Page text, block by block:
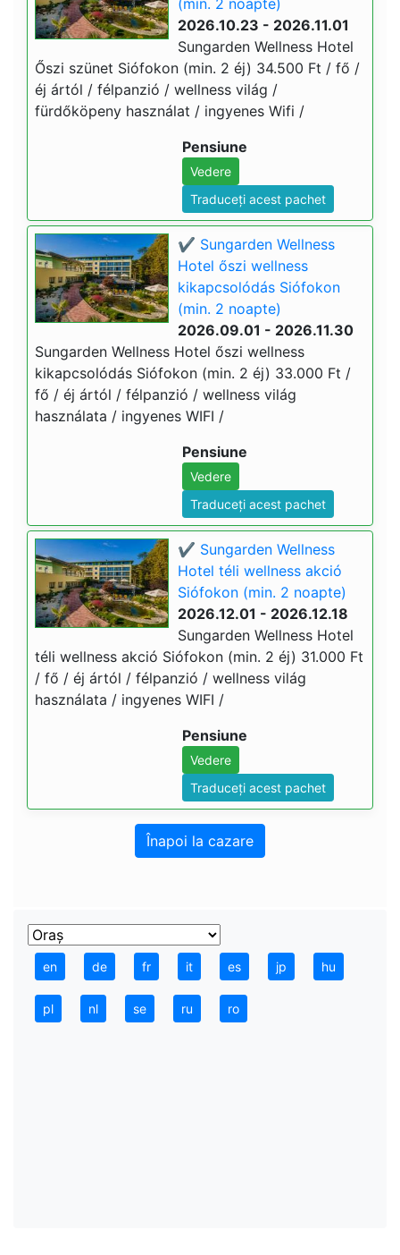
(min. 2 noapte)
2026.10.23 - 2026.11.01
Sungarden Wellness Hotel
Őszi szünet Siófokon (min. 2 éj) 34.500 Ft / fő /
éj ártól / félpanzió / wellness világ /
fürdőköpeny használat / ingyenes Wifi /
Pensiune
Vedere
Traduceți acest pachet
✔️ Sungarden Wellness
Hotel őszi wellness
kikapcsolódás Siófokon
(min. 2 noapte)
2026.09.01 - 2026.11.30
Sungarden Wellness Hotel őszi wellness
kikapcsolódás Siófokon (min. 2 éj) 33.000 Ft /
fő / éj ártól / félpanzió / wellness világ
használata / ingyenes WIFI /
Pensiune
Vedere
Traduceți acest pachet
✔️ Sungarden Wellness
Hotel téli wellness akció
Siófokon (min. 2 noapte)
2026.12.01 - 2026.12.18
Sungarden Wellness Hotel
téli wellness akció Siófokon (min. 2 éj) 31.000 Ft
/ fő / éj ártól / félpanzió / wellness világ
használata / ingyenes WIFI /
Pensiune
Vedere
Traduceți acest pachet
Înapoi la cazare
en de fr it es jp hu
pl nl se ru ro